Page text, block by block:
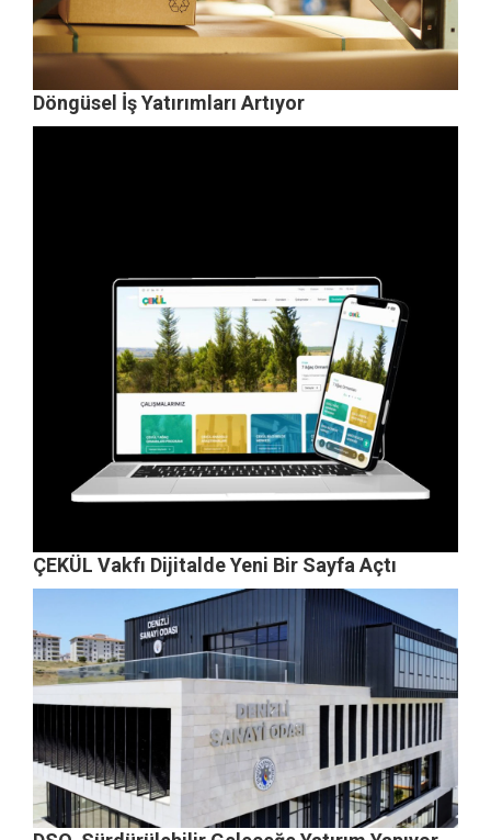
Döngüsel İş Yatırımları Artıyor
ÇEKÜL Vakfı Dijitalde Yeni Bir Sayfa Açtı